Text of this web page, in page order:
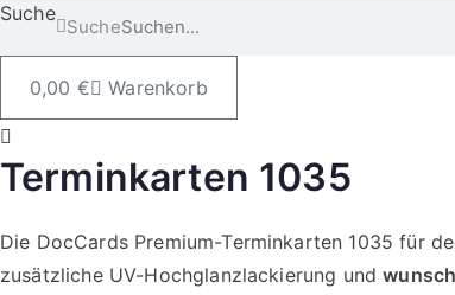
Suche
Suche
0,00 € Warenkorb
Terminkarten 1035
Die DocCards Premium-Terminkarten 1035 für
zusätzliche UV-Hochglanzlackierung und